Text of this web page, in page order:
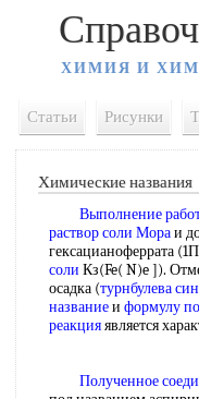
ХИМИЯ И
Статьи Рисунки
Химические названия
Выполнение
раствор соли Мораи
гексацианоферрата
соли Кз(Fe( N)e ]).
осадка (турнбулева
названиеи формулу
реакцияявляется
Полученное